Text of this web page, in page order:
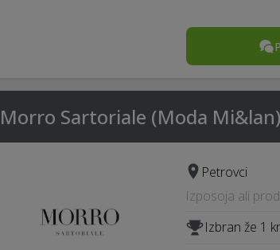
Morro Sartoriale (Moda Mi&lan)
Petrovci
Izposoja ali
Izbran že 1